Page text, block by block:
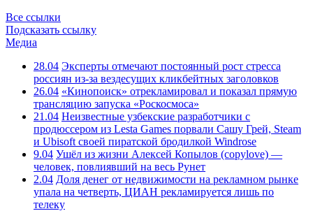
Все ссылки
Подсказать ссылку
Медиа
28.04 Эксперты отмечают постоянный рост стресса
россиян из-за вездесущих кликбейтных заголовков
26.04 «Кинопоиск» отрекламировал и показал прямую
трансляцию запуска «Роскосмоса»
21.04 Неизвестные узбекские разработчики с
продюссером из Lesta Games порвали Сашу Грей, Steam
и Ubisoft своей пиратской бродилкой Windrose
9.04 Ушёл из жизни Алексей Копылов (copylove) —
человек, повлиявший на весь Рунет
2.04 Доля денег от недвижимости на рекламном рынке
упала на четверть, ЦИАН рекламируется лишь по
телеку